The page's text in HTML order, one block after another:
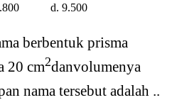
d. 9.500
berbentuk prisma
20 cm2danvolumenya
nama tersebut adalah ..